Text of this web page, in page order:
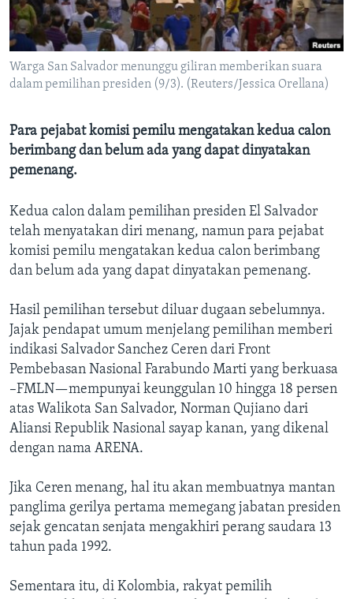
Warga San Salvador menunggu giliran memberikan suara
dalam pemilihan presiden (9/3). (Reuters/Jessica Orellana)
Para pejabat komisi pemilu mengatakan kedua calon
berimbang dan belum ada yang dapat dinyatakan
pemenang.
Kedua calon dalam pemilihan presiden El Salvador
telah menyatakan diri menang, namun para pejabat
komisi pemilu mengatakan kedua calon berimbang
dan belum ada yang dapat dinyatakan pemenang.
Hasil pemilihan tersebut diluar dugaan sebelumnya.
Jajak pendapat umum menjelang pemilihan memberi
indikasi Salvador Sanchez Ceren dari Front
Pembebasan Nasional Farabundo Marti yang berkuasa
–FMLN—mempunyai keunggulan 10 hingga 18 persen
atas Walikota San Salvador, Norman Qujiano dari
Aliansi Republik Nasional sayap kanan, yang dikenal
dengan nama ARENA.
Jika Ceren menang, hal itu akan membuatnya mantan
panglima gerilya pertama memegang jabatan presiden
sejak gencatan senjata mengakhiri perang saudara 13
tahun pada 1992.
Sementara itu, di Kolombia, rakyat pemilih